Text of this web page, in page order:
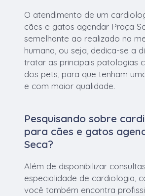
O atendimento de um
cães e gatos agendar Praça
semelhante ao realizado na
humana, ou seja, dedica-se a
tratar as principais patologias
dos pets, para que tenham
e com maior qualidade.
Pesquisando sobre
para cães e gatos
Seca?
Além de disponibilizar
especialidade de cardiologia,
você também encontra